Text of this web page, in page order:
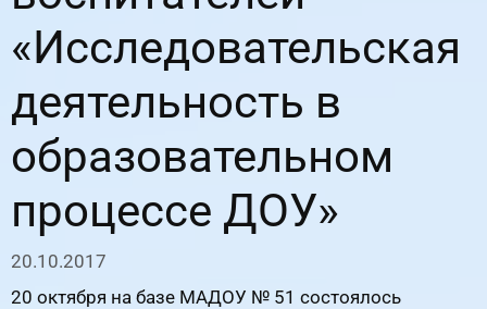
«Исследовательская
деятельность в
образовательном
процессе ДОУ»
20.10.2017
20 октября на базе МАДОУ № 51 состоялось